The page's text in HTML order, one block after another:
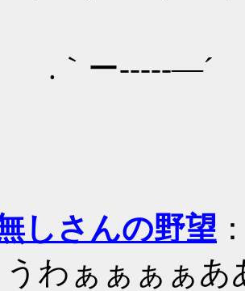
‐--‐‐―´
しさんの野望
わぁぁぁぁあ